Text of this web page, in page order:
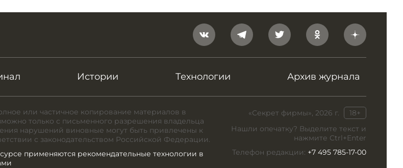
Истории Технологии Архив журнала
«Секрет фирмы», 2026 г.
18+
Нашли опечатку? Выделите текст и
нажмите Ctrl+Enter
Телефон редакции: +7 495 785-17-00
или частичное копирование материалов в
только с письменного разрешения владельца
нарушений виновные могут быть привлечены к
с законодательством Российской Федерации.
применяются рекомендательные технологии в